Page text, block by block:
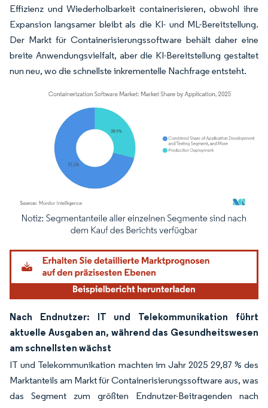
Effizienz und Wiederholbarkeit containerisieren, obwohl ihre
Expansion langsamer bleibt als die KI- und ML-Bereitstellung.
Der Markt für Containerisierungssoftware behält daher eine
breite Anwendungsvielfalt, aber die KI-Bereitstellung gestaltet
nun neu, wo die schnellste inkrementelle Nachfrage entsteht.
Bild © Mordor Intelligence. Wiederverwendung erfordert Namensnennung
Nach Endnutzer: IT und Telekommunikation führt
aktuelle Ausgaben an, während das Gesundheitswesen
am schnellsten wächst
IT und Telekommunikation machten im Jahr 2025 29,87 % des
Marktanteils am Markt für Containerisierungssoftware aus, was
das Segment zum größten Endnutzer-Beitragenden nach